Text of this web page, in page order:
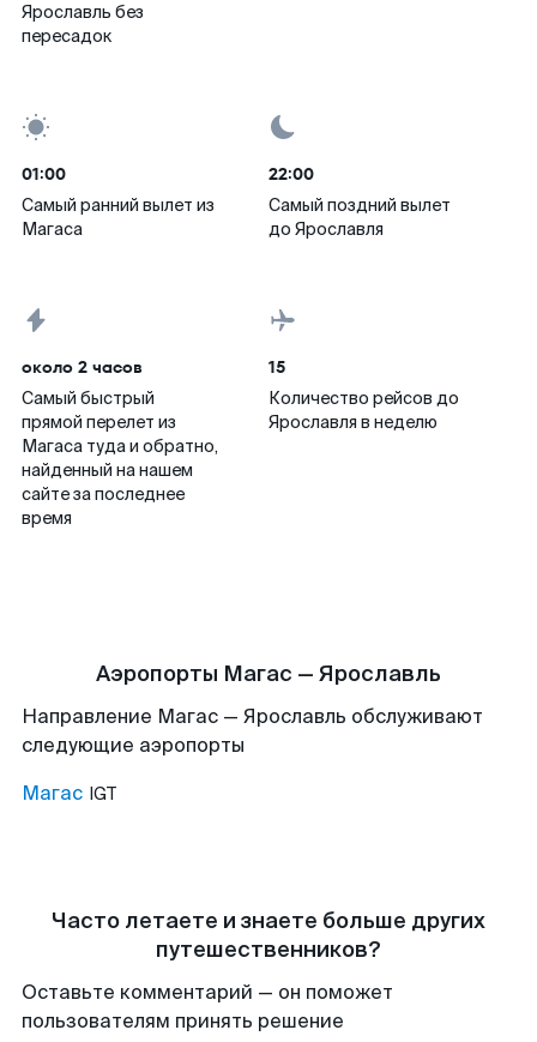
Ярославль без
пересадок
01:00
Самый ранний вылет из
Магаса
22:00
Самый поздний вылет
до Ярославля
около 2 часов
Самый быстрый
прямой перелет из
Магаса туда и обратно,
найденный на нашем
сайте за последнее
время
15
Количество рейсов до
Ярославля в неделю
Аэропорты Магас — Ярославль
Направление Магас — Ярославль обслуживают
следующие аэропорты
Магас IGT
Часто летаете и знаете больше других
путешественников?
Оставьте комментарий — он поможет
пользователям принять решение